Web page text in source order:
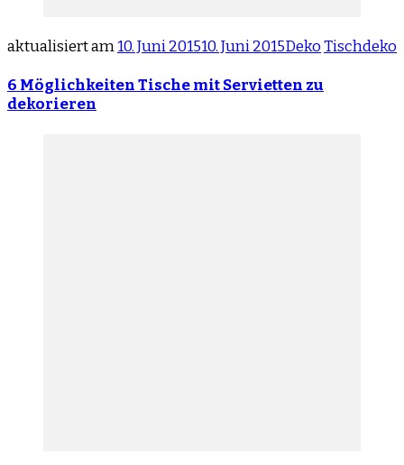
aktualisiert am10. Juni 201510. Juni 2015DekoTischdeko
6 Möglichkeiten Tische mit Servietten zu
dekorieren